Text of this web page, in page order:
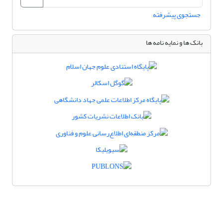
جستجوی پیشرفته
بانک ها و نمایه نامه ها